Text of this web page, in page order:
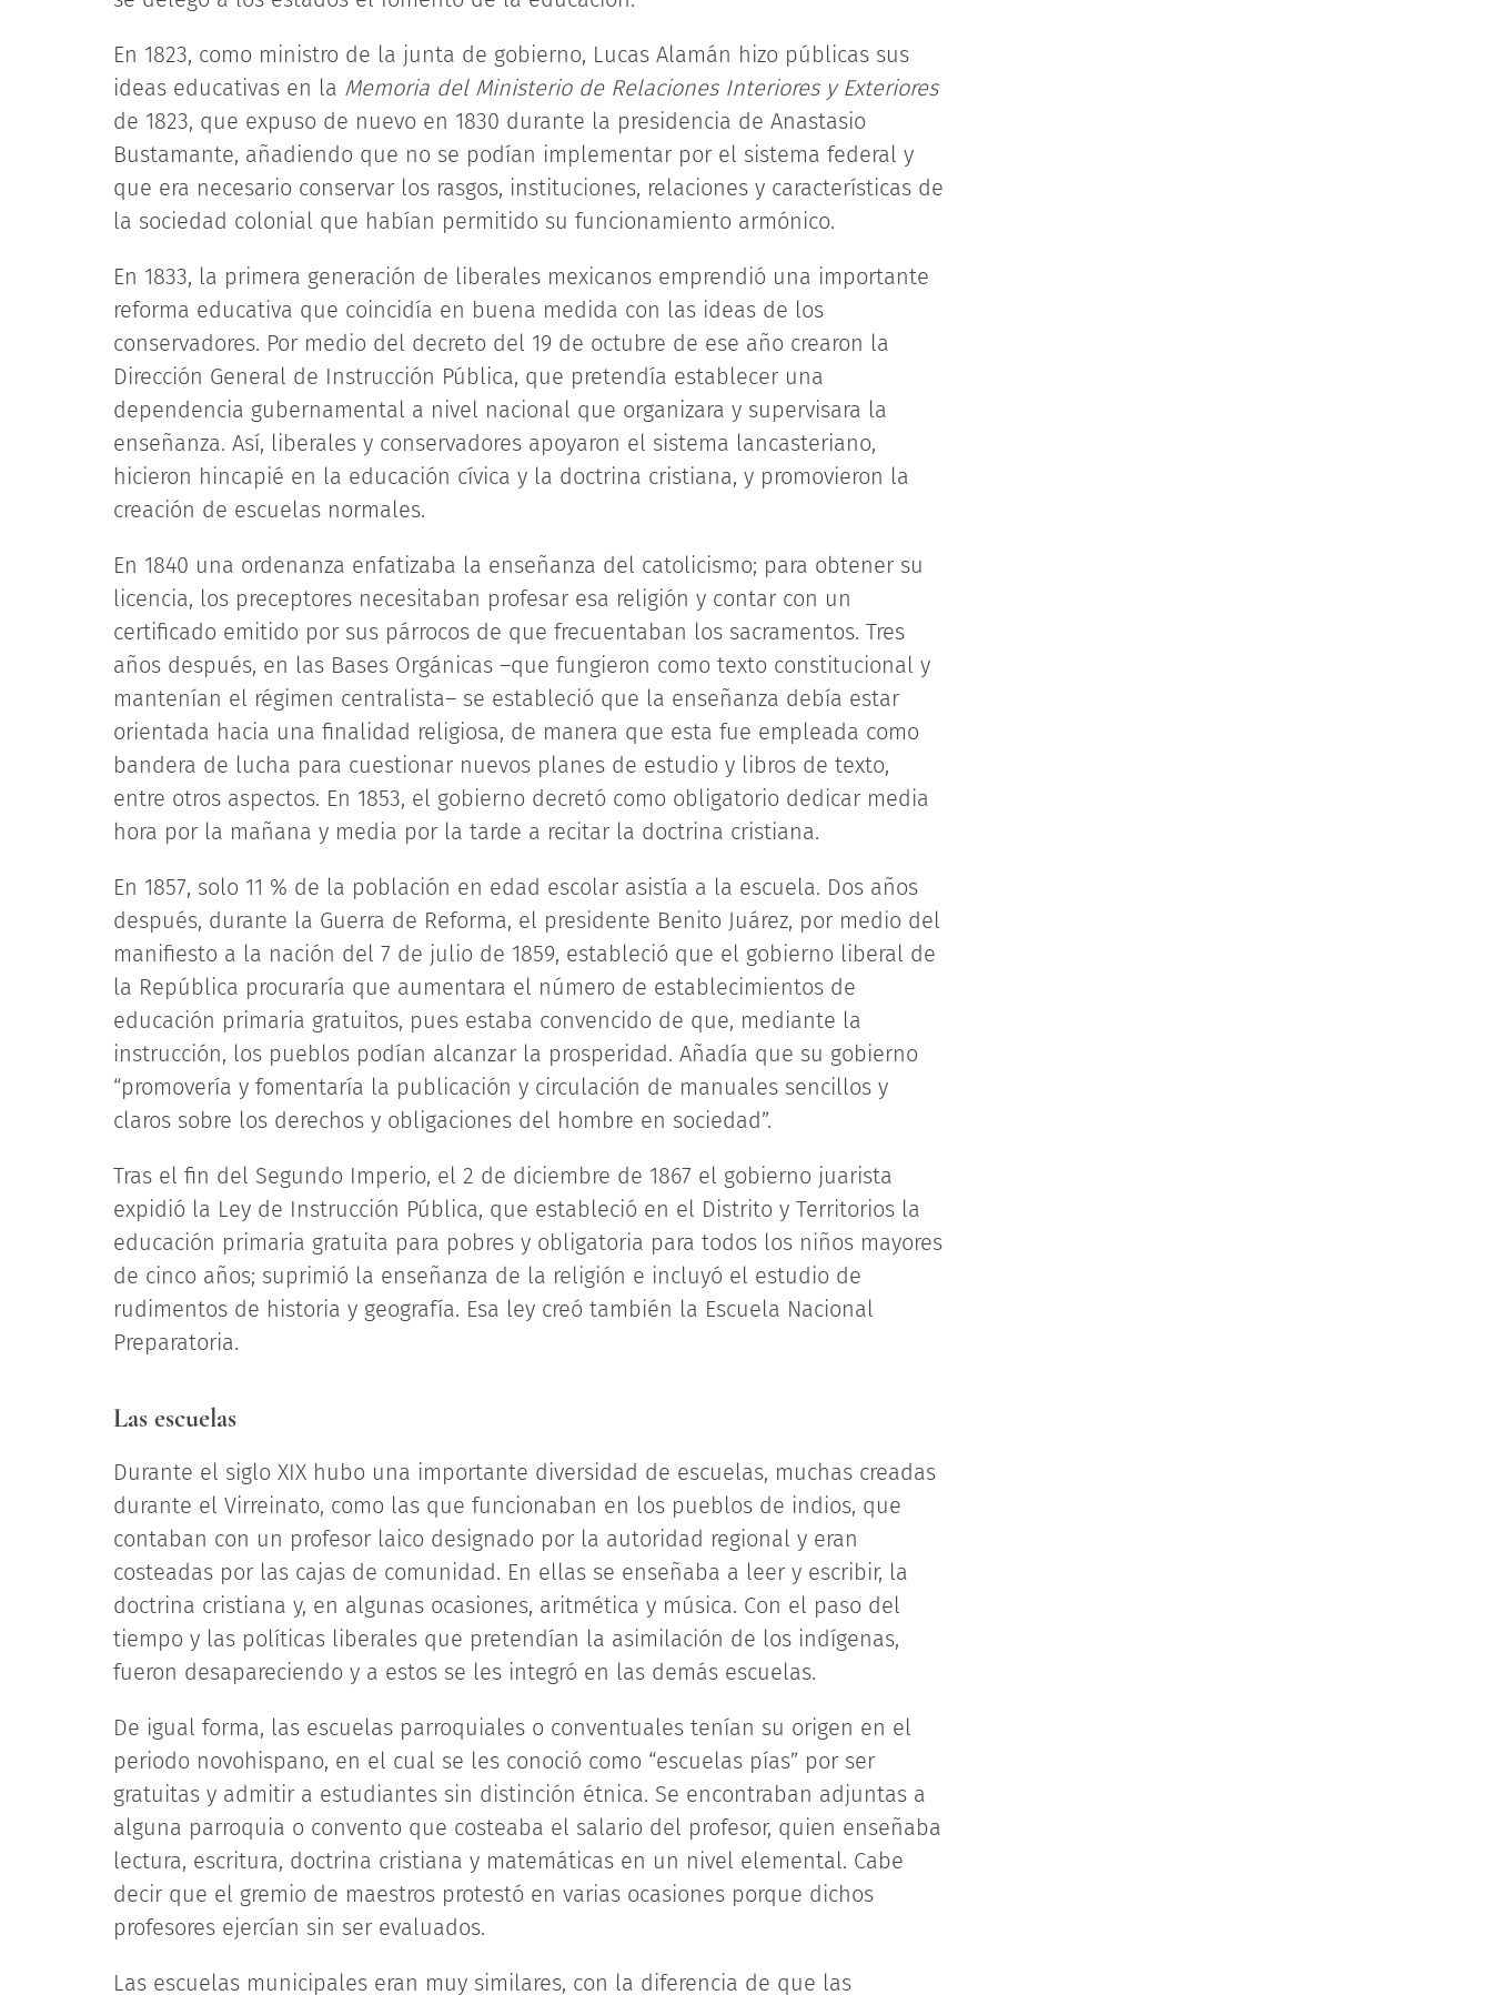
En 1823, como ministro de la junta de gobierno, Lucas Alamán hizo públicas sus
ideas educativas en la Memoria del Ministerio de Relaciones Interiores y Exteriores
de 1823, que expuso de nuevo en 1830 durante la presidencia de Anastasio
Bustamante, añadiendo que no se podían implementar por el sistema federal y
que era necesario conservar los rasgos, instituciones, relaciones y características de
la sociedad colonial que habían permitido su funcionamiento armónico.
En 1833, la primera generación de liberales mexicanos emprendió una importante
reforma educativa que coincidía en buena medida con las ideas de los
conservadores. Por medio del decreto del 19 de octubre de ese año crearon la
Dirección General de Instrucción Pública, que pretendía establecer una
dependencia gubernamental a nivel nacional que organizara y supervisara la
enseñanza. Así, liberales y conservadores apoyaron el sistema lancasteriano,
hicieron hincapié en la educación cívica y la doctrina cristiana, y promovieron la
creación de escuelas normales.
En 1840 una ordenanza enfatizaba la enseñanza del catolicismo; para obtener su
licencia, los preceptores necesitaban profesar esa religión y contar con un
certificado emitido por sus párrocos de que frecuentaban los sacramentos. Tres
años después, en las Bases Orgánicas –que fungieron como texto constitucional y
mantenían el régimen centralista– se estableció que la enseñanza debía estar
orientada hacia una finalidad religiosa, de manera que esta fue empleada como
bandera de lucha para cuestionar nuevos planes de estudio y libros de texto,
entre otros aspectos. En 1853, el gobierno decretó como obligatorio dedicar media
hora por la mañana y media por la tarde a recitar la doctrina cristiana.
En 1857, solo 11 % de la población en edad escolar asistía a la escuela. Dos años
después, durante la Guerra de Reforma, el presidente Benito Juárez, por medio del
manifiesto a la nación del 7 de julio de 1859, estableció que el gobierno liberal de
la República procuraría que aumentara el número de establecimientos de
educación primaria gratuitos, pues estaba convencido de que, mediante la
instrucción, los pueblos podían alcanzar la prosperidad. Añadía que su gobierno
“promovería y fomentaría la publicación y circulación de manuales sencillos y
claros sobre los derechos y obligaciones del hombre en sociedad”.
Tras el fin del Segundo Imperio, el 2 de diciembre de 1867 el gobierno juarista
expidió la Ley de Instrucción Pública, que estableció en el Distrito y Territorios la
educación primaria gratuita para pobres y obligatoria para todos los niños mayores
de cinco años; suprimió la enseñanza de la religión e incluyó el estudio de
rudimentos de historia y geografía. Esa ley creó también la Escuela Nacional
Preparatoria.
Las escuelas
Durante el siglo XIX hubo una importante diversidad de escuelas, muchas creadas
durante el Virreinato, como las que funcionaban en los pueblos de indios, que
contaban con un profesor laico designado por la autoridad regional y eran
costeadas por las cajas de comunidad. En ellas se enseñaba a leer y escribir, la
doctrina cristiana y, en algunas ocasiones, aritmética y música. Con el paso del
tiempo y las políticas liberales que pretendían la asimilación de los indígenas,
fueron desapareciendo y a estos se les integró en las demás escuelas.
De igual forma, las escuelas parroquiales o conventuales tenían su origen en el
periodo novohispano, en el cual se les conoció como “escuelas pías” por ser
gratuitas y admitir a estudiantes sin distinción étnica. Se encontraban adjuntas a
alguna parroquia o convento que costeaba el salario del profesor, quien enseñaba
lectura, escritura, doctrina cristiana y matemáticas en un nivel elemental. Cabe
decir que el gremio de maestros protestó en varias ocasiones porque dichos
profesores ejercían sin ser evaluados.
Las escuelas municipales eran muy similares, con la diferencia de que las